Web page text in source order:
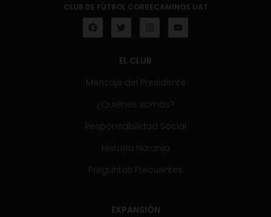
CLUB DE FÚTBOL CORRECAMINOS UAT
EL CLUB
Mensaje del Presidente
¿Quiénes somos?
Responsabilidad Social
Historia Naranja
Preguntas Frecuentes
EXPANSIÓN